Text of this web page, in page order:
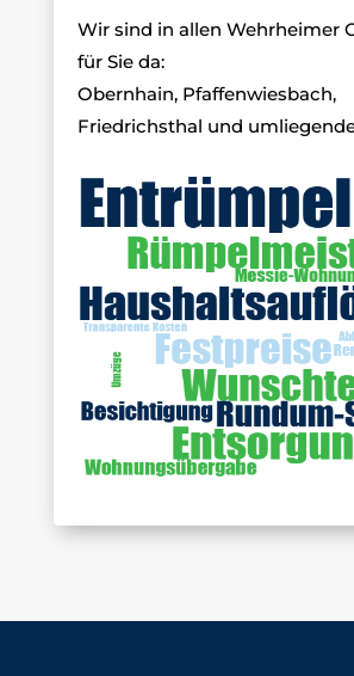
Wir sind in allen Wehrheimer
für Sie da:
Obernhain, Pfaffenwiesbach,
Friedrichsthal und